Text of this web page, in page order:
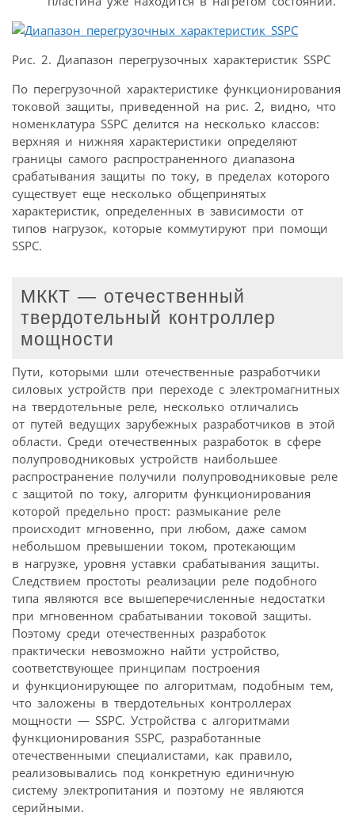
Рис. 2. Диапазон перегрузочных характеристик SSPC
По перегрузочной характеристике функционирования
токовой защиты, приведенной на рис. 2, видно, что
номенклатура SSPC делится на несколько классов:
верхняя и нижняя характеристики определяют
границы самого распространенного диапазона
срабатывания защиты по току, в пределах которого
существует еще несколько общепринятых
характеристик, определенных в зависимости от
типов нагрузок, которые коммутируют при помощи
SSPC.
МККТ — отечественный
твердотельный контроллер
мощности
Пути, которыми шли отечественные разработчики
силовых устройств при переходе с электромагнитных
на твердотельные реле, несколько отличались
от путей ведущих зарубежных разработчиков в этой
области. Среди отечественных разработок в сфере
полупроводниковых устройств наибольшее
распространение получили полупроводниковые реле
с защитой по току, алгоритм функционирования
которой предельно прост: размыкание реле
происходит мгновенно, при любом, даже самом
небольшом превышении током, протекающим
в нагрузке, уровня уставки срабатывания защиты.
Следствием простоты реализации реле подобного
типа являются все вышеперечисленные недостатки
при мгновенном срабатывании токовой защиты.
Поэтому среди отечественных разработок
практически невозможно найти устройство,
соответствующее принципам построения
и функционирующее по алгоритмам, подобным тем,
что заложены в твердотельных контроллерах
мощности — SSPC. Устройства с алгоритмами
функционирования SSPC, разработанные
отечественными специалистами, как правило,
реализовывались под конкретную единичную
систему электропитания и поэтому не являются
серийными.